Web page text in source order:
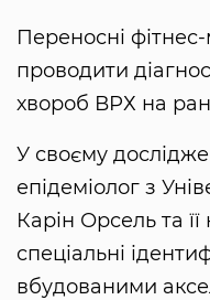
Переносні
проводити
хвороб ВРХ на
У своєму
епідеміолог з
Карін Орсель та
спеціальні
вбудованими